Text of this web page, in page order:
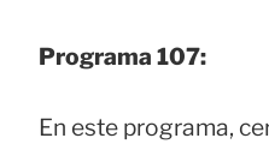
Programa 107:
En este programa,